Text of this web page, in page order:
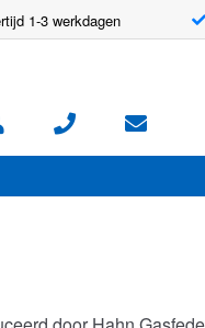
1-3 werkdagen